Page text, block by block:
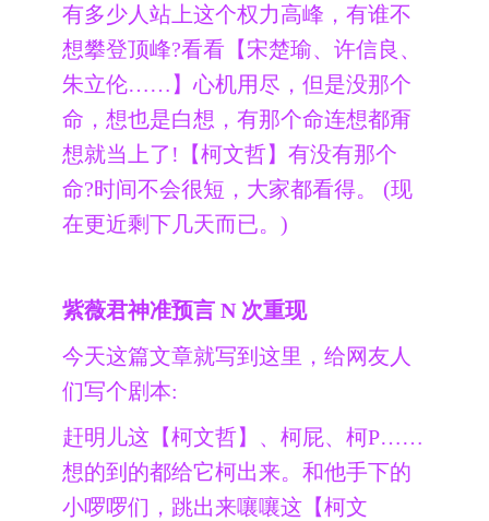
有多少人站上这个权力高峰，有谁不
想攀登顶峰?看看【宋楚瑜、许信良、
朱立伦……】心机用尽，但是没那个
命，想也是白想，有那个命连想都甭
想就当上了!【柯文哲】有没有那个
命?时间不会很短，大家都看得。 (现
在更近剩下几天而已。)
紫薇君神准预言 N 次重现
今天这篇文章就写到这里，给网友人
们写个剧本:
赶明儿这【柯文哲】、柯屁、柯P……
想的到的都给它柯出来。和他手下的
小啰啰们，跳出来嚷嚷这【柯文